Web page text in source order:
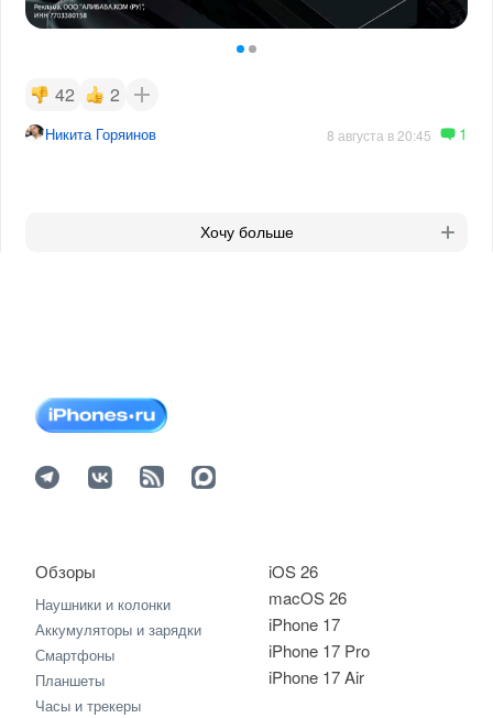
42 2
Никита Горяинов 8 августа в 20:45 1
Хочу больше
iOS 26
macOS 26
iPhone 17
iPhone 17 Pro
iPhone 17 Air
Обзоры
Наушники и колонки
Аккумуляторы и зарядки
Смартфоны
Планшеты
Часы и трекеры